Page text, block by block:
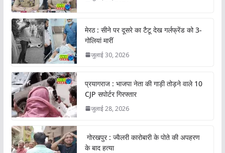
मेरठ : सीने पर दूसरे का टैटू देख गर्लफ्रेंड को 3-
गोलियां मारीं
जुलाई 30, 2026
प्रयागराज : भाजपा नेता की गाड़ी तोड़ने वाले 10
CJP सपोर्टर गिरफ्तार
जुलाई 28, 2026
गोरखपुर : ज्वैलरी कारोबारी के पोते की अपहरण
के बाद हत्या